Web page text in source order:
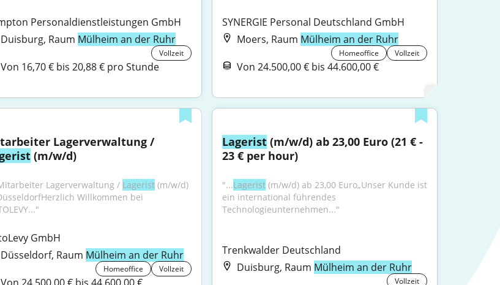
Personaldienstleistungen GmbH
Duisburg, Raum Mülheim an der Ruhr
Vollzeit
Von 16,70 € bis 20,88 € pro Stunde
SYNERGIE Personal Deutschland GmbH
Moers, Raum Mülheim an der Ruhr
Homeoffice Vollzeit
Von 24.500,00 € bis 44.600,00 €
Mitarbeiter Lagerverwaltung /
(m/w/d)
Lagerverwaltung / Lagerist (m/w/d)
Willkommen bei
GmbH
Düsseldorf, Raum Mülheim an der Ruhr
Homeoffice Vollzeit
Lagerist (m/w/d) ab 23,00 Euro (21 € -
23 € per hour)
"...Lagerist (m/w/d) ab 23,00 Euro„Unser Kunde ist
ein international führendes
Technologieunternehmen..."
Trenkwalder Deutschland
Duisburg, Raum Mülheim an der Ruhr
Vollzeit